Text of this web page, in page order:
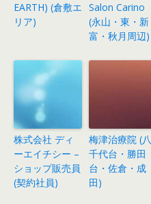
EARTH) (倉敷エ
リア)
Salon Carino
(永山・東・新
富・秋月周辺)
株式会社 ディ
ーエイチシー –
ショップ販売員
(契約社員)
梅津治療院 (八
千代台・勝田
台・佐倉・成
田)